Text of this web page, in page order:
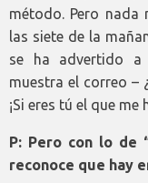
método. Pero nada
las siete de la
se ha advertido a
muestra el correo –
¡Si eres tú el que
P: Pero con lo de
reconoce que hay